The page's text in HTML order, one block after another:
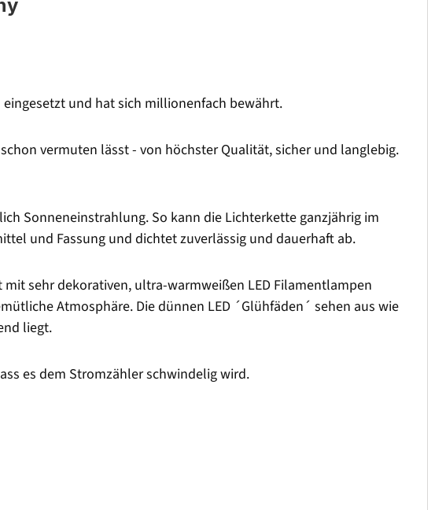
und hat sich millionenfach bewährt.
vermuten lässt - von höchster Qualität, sicher und langlebig.
Sonneneinstrahlung. So kann die Lichterkette ganzjährig im
und Fassung und dichtet zuverlässig und dauerhaft ab.
sehr dekorativen, ultra-warmweißen LED Filamentlampen
Atmosphäre. Die dünnen LED ´Glühfäden´ sehen aus wie
liegt.
es dem Stromzähler schwindelig wird.